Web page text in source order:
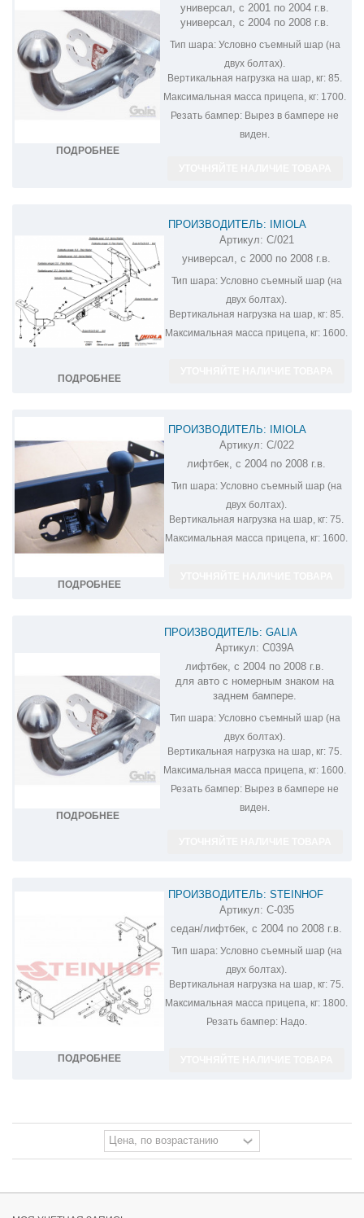
ПОДРОБНЕЕ
CITROEN C5 C040A
универсал, с 2001 по 2004 г.в.
универсал, с 2004 по 2008 г.в.
Тип шара:Условно съемный шар (на
двух болтах).
Вертикальная нагрузка на шар, кг: 85.
Максимальная масса прицепа, кг: 1700.
Резать бампер: Вырез в бампере не
виден.
ПОДРОБНЕЕ
ПРОИЗВОДИТЕЛЬ: IMIOLA
ФАРКОП НА CITROEN C5 C/021
Артикул: C/021
универсал, с 2000 по 2008 г.в.
Тип шара:Условно съемный шар (на
двух болтах).
Вертикальная нагрузка на шар, кг: 85.
Максимальная масса прицепа, кг: 1600.
ПОДРОБНЕЕ
ПРОИЗВОДИТЕЛЬ: IMIOLA
ФАРКОП НА CITROEN C5 C/022
Артикул: C/022
лифтбек, с 2004 по 2008 г.в.
Тип шара:Условно съемный шар (на
двух болтах).
Вертикальная нагрузка на шар, кг: 75.
Максимальная масса прицепа, кг: 1600.
ПОДРОБНЕЕ
ПРОИЗВОДИТЕЛЬ: GALIA
ОЦИНКОВАННЫЙ ФАРКОП НА
CITROEN C5 C039A
Артикул: C039A
лифтбек, с 2004 по 2008 г.в.
для авто с номерным знаком на
заднем бампере.
Тип шара:Условно съемный шар (на
двух болтах).
Вертикальная нагрузка на шар, кг: 75.
Максимальная масса прицепа, кг: 1600.
Резать бампер: Вырез в бампере не
виден.
ПОДРОБНЕЕ
ПРОИЗВОДИТЕЛЬ: STEINHOF
ФАРКОП НА CITROEN C5 C-035
Артикул: C-035
седан/лифтбек, с 2004 по 2008 г.в.
Тип шара:Условно съемный шар (на
двух болтах).
Вертикальная нагрузка на шар, кг: 75.
Максимальная масса прицепа, кг: 1800.
Резать бампер:Надо.